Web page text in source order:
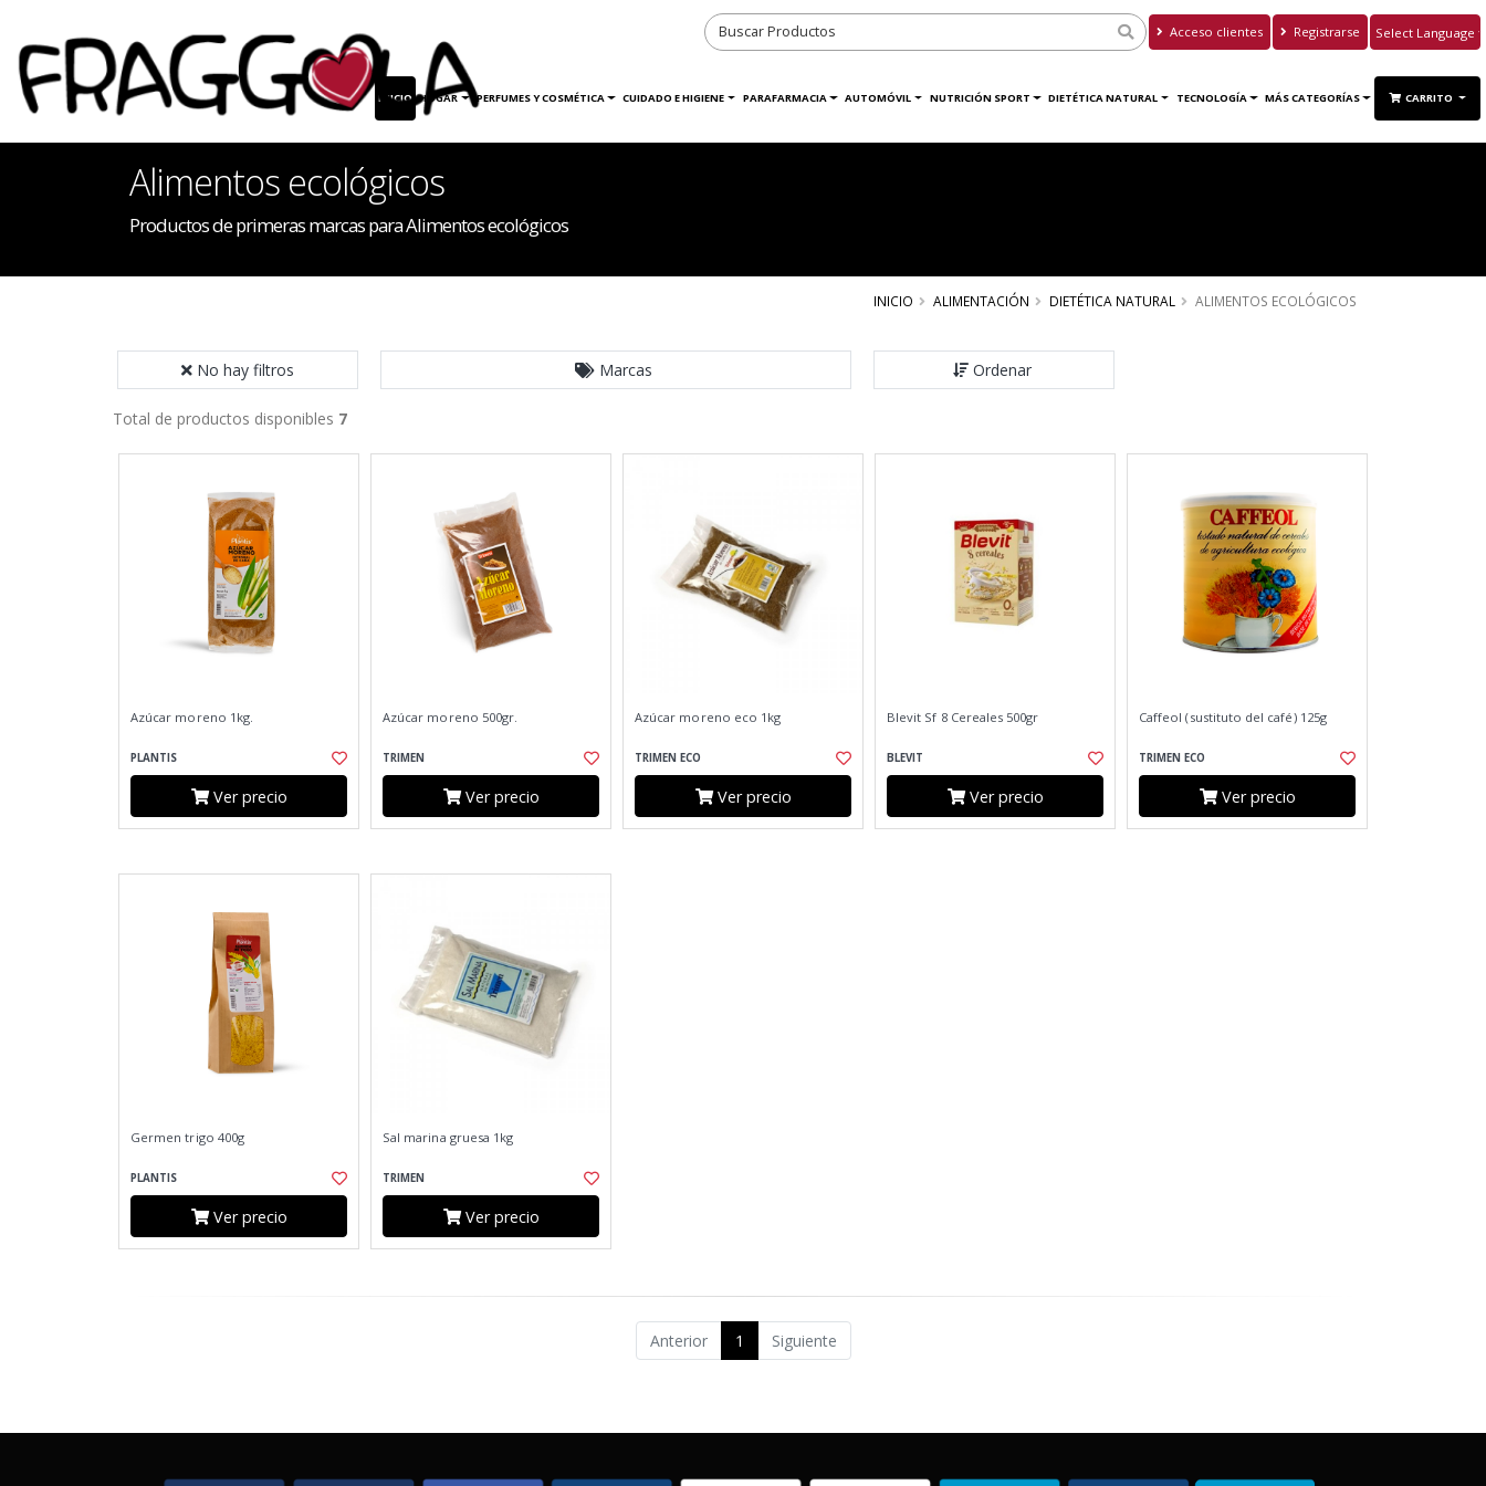
Acceso clientes Registrarse
Translate
INICIO HOGAR PERFUMES Y COSMÉTICA CUIDADO E HIGIENE PARAFARMACIA AUTOMÓVIL NUTRICIÓN SPORT DIETÉTICA NATURAL TECNOLOGÍA MÁS CATEGORÍAS CARRITO
Alimentos ecológicos
Productos de primeras marcas para Alimentos ecológicos
INICIO ALIMENTACIÓN DIETÉTICA NATURAL ALIMENTOS ECOLÓGICOS
No hay filtros Marcas Ordenar
Total de productos disponibles 7
Azúcar moreno 1kg.
PLANTIS
Ver precio
Azúcar moreno 500gr.
TRIMEN
Ver precio
Azúcar moreno eco 1kg
TRIMEN ECO
Ver precio
Blevit Sf 8 Cereales 500gr
BLEVIT
Ver precio
Caffeol (sustituto del café) 125g
TRIMEN ECO
Ver precio
Germen trigo 400g
PLANTIS
Ver precio
Sal marina gruesa 1kg
TRIMEN
Ver precio
Anterior 1 Siguiente